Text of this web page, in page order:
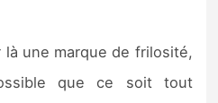
une marque de frilosité,
que ce soit tout